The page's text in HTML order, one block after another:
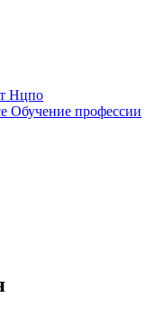
Нцпо
Обучение профессии